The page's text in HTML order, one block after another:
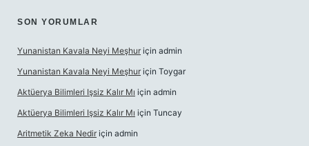
SON YORUMLAR
Yunanistan Kavala Neyi Meşhur için admin
Yunanistan Kavala Neyi Meşhur için Toygar
Aktüerya Bilimleri Işsiz Kalır Mı için admin
Aktüerya Bilimleri Işsiz Kalır Mı için Tuncay
Aritmetik Zeka Nedir için admin